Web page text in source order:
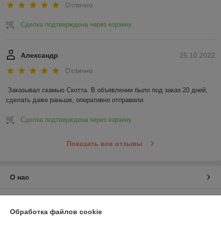
Отлично
Сделка подтверждена через корзину
25.10.2022
Александр
Отлично
Заказывал скамью Скотта. В объявлении было под заказ 20 дней,
сделать даже раньше, оперативно отправили.
Сделка подтверждена через корзину
Показать все отзывы
О нас
Обработка файлов cookie